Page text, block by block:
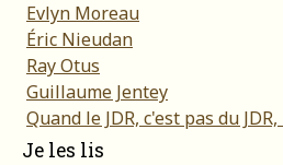
Evlyn Moreau
Éric Nieudan
Ray Otus
Guillaume Jentey
Quand le JDR, c'est pas du
Je les lis